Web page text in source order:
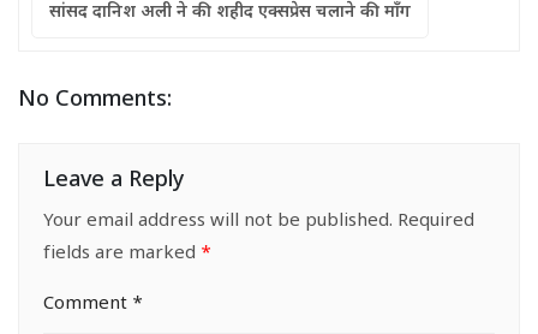
सांसद दानिश अली ने की शहीद एक्सप्रेस चलाने की माँग
No Comments:
Leave a Reply
Your email address will not be published. Required
fields are marked *
Comment *